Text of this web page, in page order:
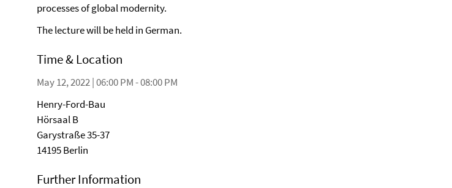
processes of global modernity.
The lecture will be held in German.
Time & Location
May 12, 2022 | 06:00 PM - 08:00 PM
Henry-Ford-Bau
Hörsaal B
Garystraße 35-37
14195 Berlin
Further Information